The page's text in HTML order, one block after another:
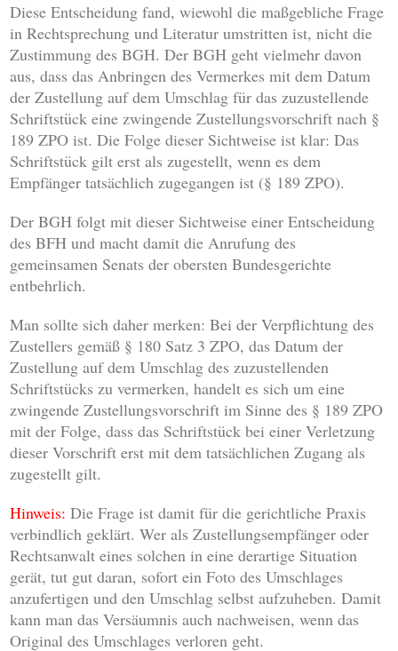
Diese Entscheidung fand, wiewohl die maßgebliche Frage
in Rechtsprechung und Literatur umstritten ist, nicht die
Zustimmung des BGH. Der BGH geht vielmehr davon
aus, dass das Anbringen des Vermerkes mit dem Datum
der Zustellung auf dem Umschlag für das zuzustellende
Schriftstück eine zwingende Zustellungsvorschrift nach §
189 ZPO ist. Die Folge dieser Sichtweise ist klar: Das
Schriftstück gilt erst als zugestellt, wenn es dem
Empfänger tatsächlich zugegangen ist (§ 189 ZPO).
Der BGH folgt mit dieser Sichtweise einer Entscheidung
des BFH und macht damit die Anrufung des
gemeinsamen Senats der obersten Bundesgerichte
entbehrlich.
Man sollte sich daher merken: Bei der Verpflichtung des
Zustellers gemäß § 180 Satz 3 ZPO, das Datum der
Zustellung auf dem Umschlag des zuzustellenden
Schriftstücks zu vermerken, handelt es sich um eine
zwingende Zustellungsvorschrift im Sinne des § 189 ZPO
mit der Folge, dass das Schriftstück bei einer Verletzung
dieser Vorschrift erst mit dem tatsächlichen Zugang als
zugestellt gilt.
Hinweis: Die Frage ist damit für die gerichtliche Praxis
verbindlich geklärt. Wer als Zustellungsempfänger oder
Rechtsanwalt eines solchen in eine derartige Situation
gerät, tut gut daran, sofort ein Foto des Umschlages
anzufertigen und den Umschlag selbst aufzuheben. Damit
kann man das Versäumnis auch nachweisen, wenn das
Original des Umschlages verloren geht.